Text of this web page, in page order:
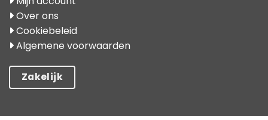
Over ons
Cookiebeleid
Algemene voorwaarden
Zakelijk